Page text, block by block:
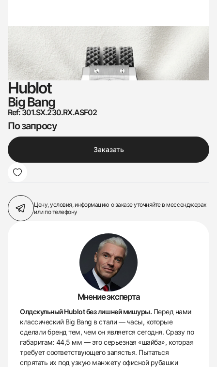
Hublot
Big Bang
Ref: 301.SX.230.RX.ASF02
По запросу
Заказать
Цену, условия, информацию о заказеуточняйте в мессенджерах
или по телефону
Мнение эксперта
Олдскульный Hublot без лишней мишуры. Перед нами
классический Big Bang в стали — часы, которые
сделали бренд тем, чем он является сегодня. Сразу по
габаритам: 44,5 мм — это серьезная «шайба», которая
требует соответствующего запястья. Пытаться
спрятать их под узкую манжету офисной рубашки